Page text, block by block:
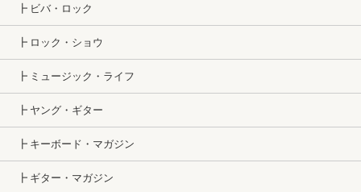
┣ ビバ・ロック
┣ ロック・ショウ
┣ ミュージック・ライフ
┣ ヤング・ギター
┣ キーボード・マガジン
┣ ギター・マガジン